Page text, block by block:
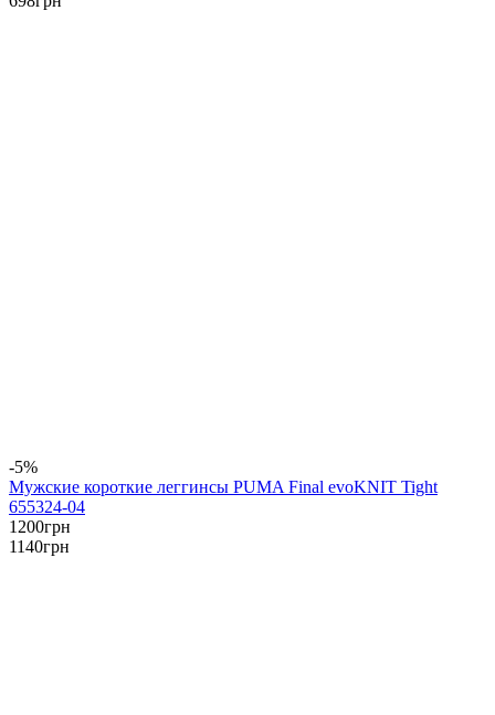
-5%
Мужские короткие леггинсы PUMA Final evoKNIT Tight
655324-04
1200грн
1140грн